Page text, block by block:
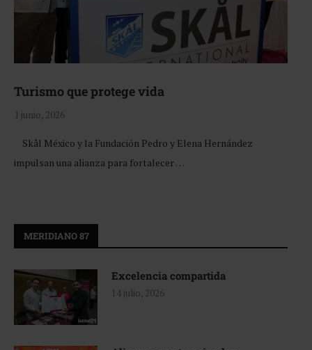
Turismo que protege vida
1 junio, 2026
Skål México y la Fundación Pedro y Elena Hernández
impulsan una alianza para fortalecer …
MERIDIANO 87
Excelencia compartida
14 julio, 2026